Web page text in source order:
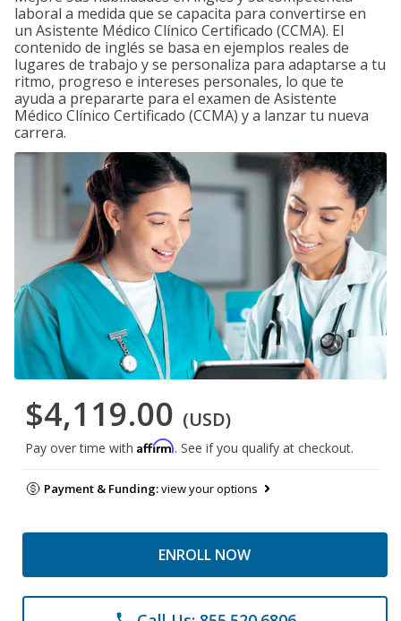
laboral a medida que se capacita para convertirse en
un Asistente Médico Clínico Certificado (CCMA). El
contenido de inglés se basa en ejemplos reales de
lugares de trabajo y se personaliza para adaptarse a tu
ritmo, progreso e intereses personales, lo que te
ayuda a prepararte para el examen de Asistente
Médico Clínico Certificado (CCMA) y a lanzar tu nueva
carrera.
$4,119.00 (USD)
Pay over time with Affirm. See if you qualify at checkout.
Payment & Funding:view your options
ENROLL NOW